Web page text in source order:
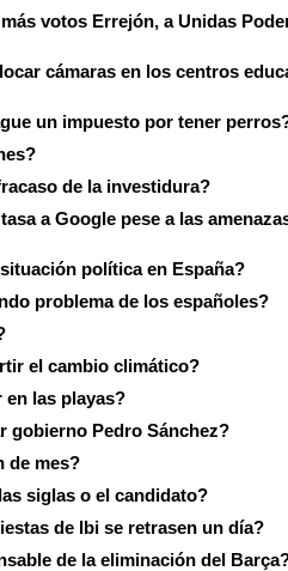
votos Errejón, a Unidas
cámaras en los centros
un impuesto por tener
de la investidura?
a Google pese a las
política en España?
problema de los españoles?
el cambio climático?
las playas?
gobierno Pedro Sánchez?
de mes?
siglas o el candidato?
de Ibi se retrasen un día?
de la eliminación del